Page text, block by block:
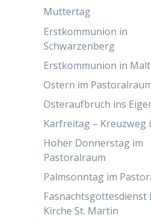
Muttertag
Erstkommunion in
Schwarzenberg
Erstkommunion in
Ostern im
Osteraufbruch ins
Karfreitag – Kreuzweg
Hoher Donnerstag im
Pastoralraum
Palmsonntag im
Fasnachtsgottesdienst
Kirche St. Martin